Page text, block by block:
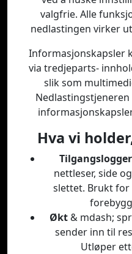
valgfrie. Alle
nedlastingen virker
Informasjonskapsler
via tredjeparts-
slik som
Hva vi
Tilgangslogger
nettleser, side
slettet. Brukt
Økt& mdash;
sender inn til
Utløper